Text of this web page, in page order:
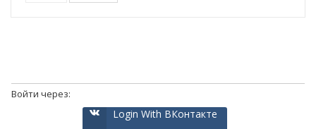
Войти через:
Login With ВКонтакте